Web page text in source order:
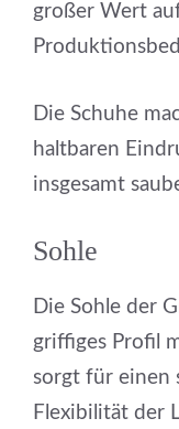
großer Wert
Die Schuhe
haltbaren
insgesamt
Sohle
Die Sohle der
griffiges Profil
sorgt für einen
Flexibilität der